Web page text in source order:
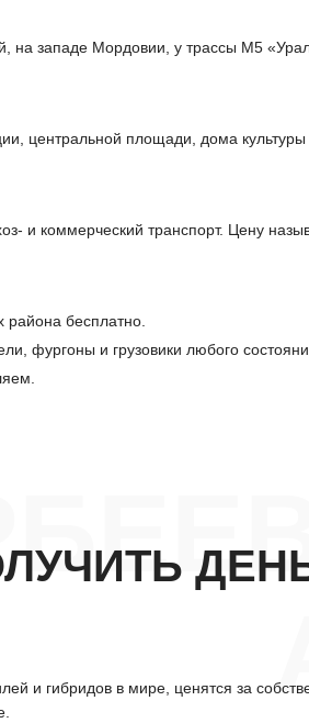
на западе Мордовии, у трассы М5
центральной площади, дома
и коммерческий транспорт. Цену
района бесплатно.
фургоны и грузовики любого
и гибридов в мире, ценятся за